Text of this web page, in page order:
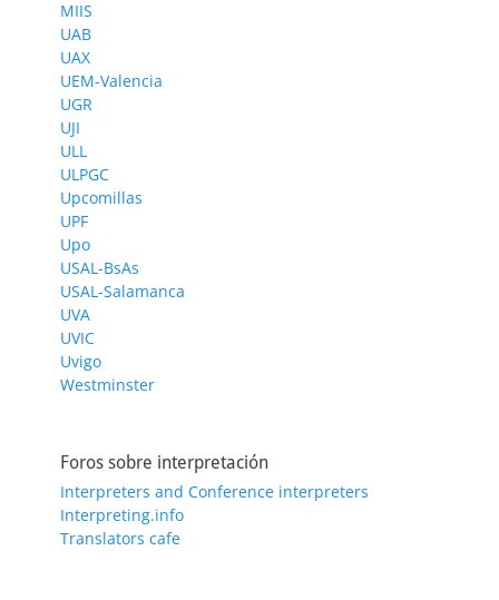
MIIS
UAB
UAX
UEM-Valencia
UGR
UJI
ULL
ULPGC
Upcomillas
UPF
Upo
USAL-BsAs
USAL-Salamanca
UVA
UVIC
Uvigo
Westminster
Foros sobre interpretación
Interpreters and Conference interpreters
Interpreting.info
Translators cafe